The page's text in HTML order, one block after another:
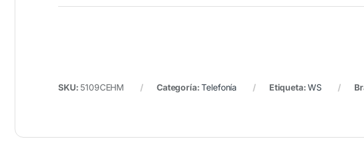
SKU: 5109CEHM Categoría:Telefonía Etiqueta:WS